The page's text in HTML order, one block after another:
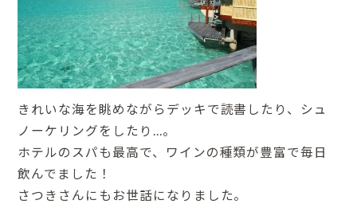
きれいな海を眺めながらデッキで読書したり、シュ
ノーケリングをしたり…。
ホテルのスパも最高で、ワインの種類が豊富で毎日
飲んでました！
さつきさんにもお世話になりました。